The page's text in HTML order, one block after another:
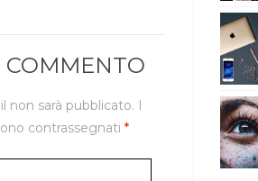
COMMENTO
non sarà pubblicato. I
contrassegnati *